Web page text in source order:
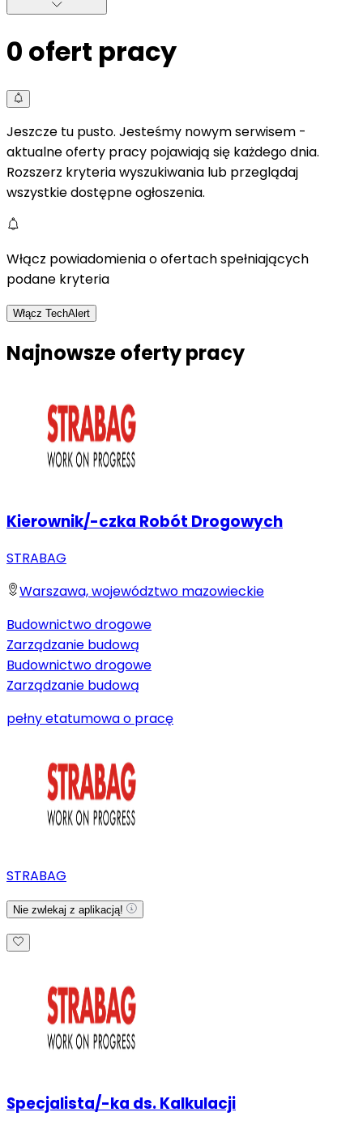
0 ofert pracy
Jeszcze tu pusto. Jesteśmy nowym serwisem -
aktualne oferty pracy pojawiają się każdego dnia.
Rozszerz kryteria wyszukiwania lub przeglądaj
wszystkie dostępne ogłoszenia.
Włącz powiadomienia o ofertach spełniających
podane kryteria
Włącz TechAlert
Najnowsze oferty pracy
Kierownik/-czka Robót Drogowych
STRABAG
Warszawa, województwo mazowieckie
Budownictwo drogowe
Zarządzanie budową
Budownictwo drogowe
Zarządzanie budową
pełny etatumowa o pracę
STRABAG
Nie zwlekaj z aplikacją!
Specjalista/-ka ds. Kalkulacji